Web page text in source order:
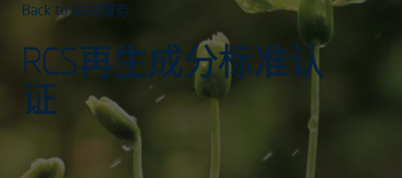
Back to 返回服务
RCS再生成分标准认
证